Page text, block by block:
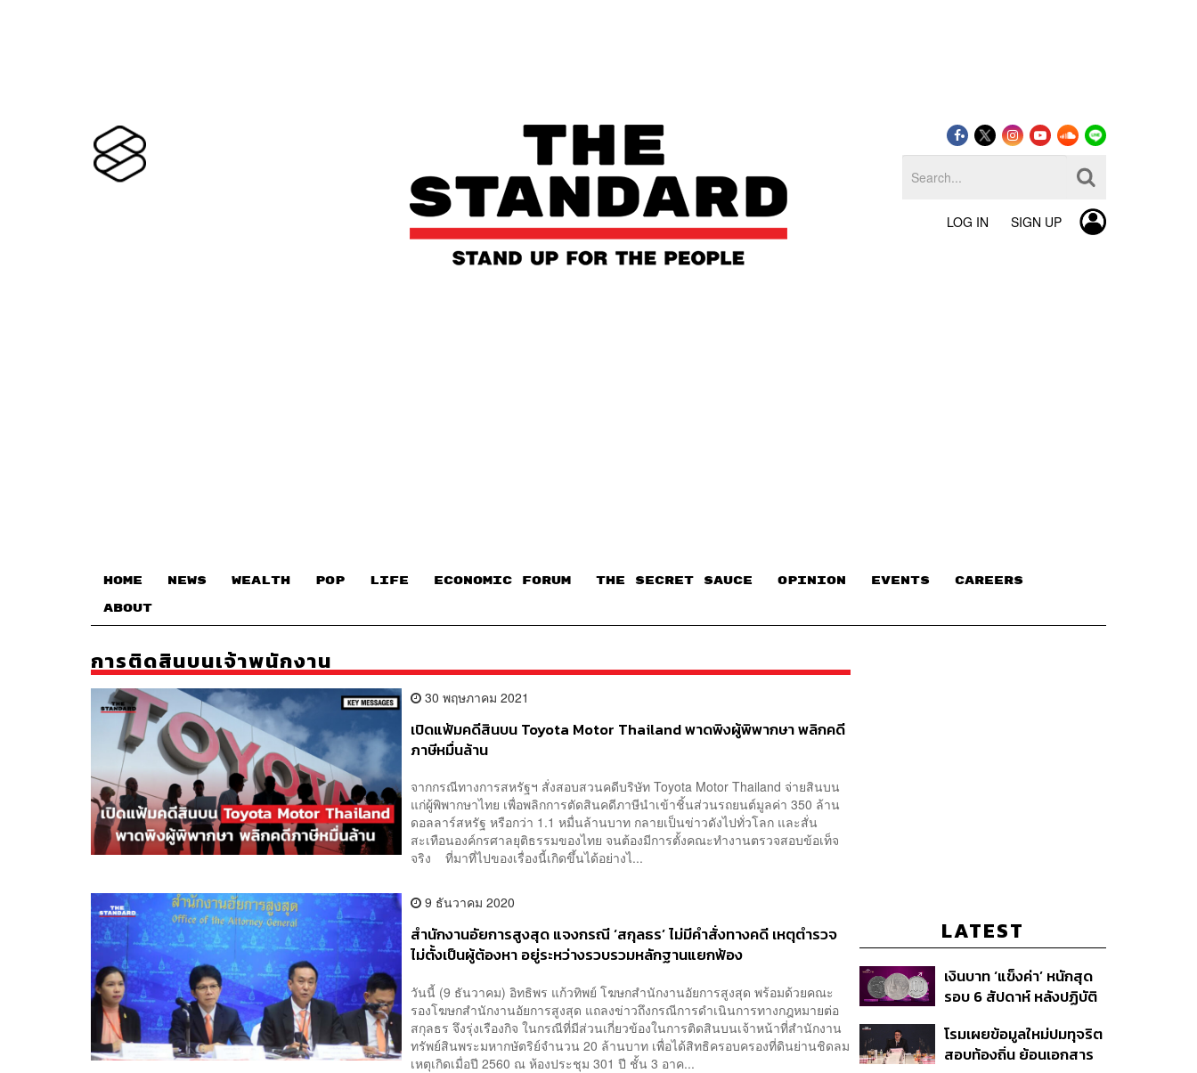
LOG IN SIGN UP
HOME NEWS WEALTH POP LIFE ECONOMIC FORUM THE SECRET SAUCE​ OPINION EVENTS CAREERS
ABOUT
การติดสินบนเจ้าพนักงาน
30 พฤษภาคม 2021
เปิดแฟ้มคดีสินบน Toyota Motor Thailand พาดพิงผู้พิพากษา พลิกคดี
ภาษีหมื่นล้าน
จากกรณีทางการสหรัฐฯ สั่งสอบสวนคดีบริษัท Toyota Motor Thailand จ่ายสินบน
แก่ผู้พิพากษาไทย เพื่อพลิกการตัดสินคดีภาษีนำเข้าชิ้นส่วนรถยนต์มูลค่า 350 ล้าน
ดอลลาร์สหรัฐ หรือกว่า 1.1 หมื่นล้านบาท กลายเป็นข่าวดังไปทั่วโลก และสั่น
สะเทือนองค์กรศาลยุติธรรมของไทย จนต้องมีการตั้งคณะทำงานตรวจสอบข้อเท็จ
จริง ที่มาที่ไปของเรื่องนี้เกิดขึ้นได้อย่างไ...
9 ธันวาคม 2020
สำนักงานอัยการสูงสุด แจงกรณี ‘สกุลธร’ ไม่มีคำสั่งทางคดี เหตุตำรวจ
ไม่ตั้งเป็นผู้ต้องหา อยู่ระหว่างรวบรวมหลักฐานแยกฟ้อง
วันนี้ (9 ธันวาคม) อิทธิพร แก้วทิพย์ โฆษกสำนักงานอัยการสูงสุด พร้อมด้วยคณะ
รองโฆษกสำนักงานอัยการสูงสุด แถลงข่าวถึงกรณีการดำเนินการทางกฎหมายต่อ
สกุลธร จึงรุ่งเรืองกิจ ในกรณีที่มีส่วนเกี่ยวข้องในการติดสินบนเจ้าหน้าที่สำนักงาน
ทรัพย์สินพระมหากษัตริย์จำนวน 20 ล้านบาท เพื่อได้สิทธิครอบครองที่ดินย่านชิดลม
เหตุเกิดเมื่อปี 2560 ณ ห้องประชุม 301 ปี ชั้น 3 อาค...
LATEST
เงินบาท ‘แข็งค่า’ หนักสุด
รอบ 6 สัปดาห์ หลังปฏิบัติ
สหรัฐฯ-ญี่ปุ่น Standard
Chartered เปิดเป้าสิ้นปีนี้
โรมเผยข้อมูลใหม่ปมทุจริต
สอบท้องถิ่น ย้อนเอกสาร